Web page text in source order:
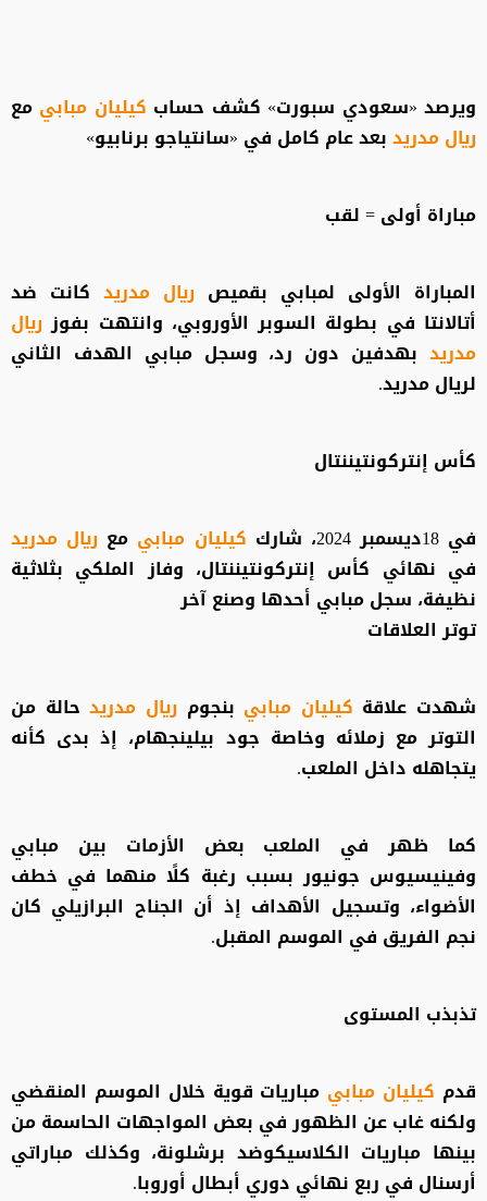
ويرصد «سعودي سبورت» كشف حساب كيليان مبابي مع
ريال مدريدبعد عام كامل في «سانتياجو برنابيو»
مباراة أولى = لقب
المباراة الأولى لمبابي بقميص ريال مدريد كانت ضد
أتالانتا في بطولة السوبر الأوروبي، وانتهت بفوزريال
مدريد بهدفين دون رد، وسجل مبابي الهدف الثاني
لريال مدريد.
كأس إنتركونتيننتال
في 18ديسمبر 2024، شارك كيليان مبابي مع ريال مدريد
في نهائي كأس إنتركونتيننتال، وفاز الملكي بثلاثية
نظيفة، سجل مبابي أحدها وصنع آخر
توتر العلاقات
شهدت علاقة كيليان مبابي بنجوم ريال مدريد حالة من
التوتر مع زملائه وخاصة جود بيلينجهام، إذ بدى كأنه
يتجاهله داخل الملعب.
كما ظهر في الملعب بعض الأزمات بين مبابي
وفينيسيوس جونيور بسبب رغبة كلًا منهما في خطف
الأضواء، وتسجيل الأهداف إذ أن الجناح البرازيلي كان
نجم الفريق في الموسم المقبل.
تذبذب المستوى
قدم كيليان مبابي مباريات قوية خلال الموسم المنقضي
ولكنه غاب عن الظهور في بعض المواجهات الحاسمة من
بينها مباريات الكلاسيكوضد برشلونة، وكذلك مباراتي
أرسنال في ربع نهائي دوري أبطال أوروبا.